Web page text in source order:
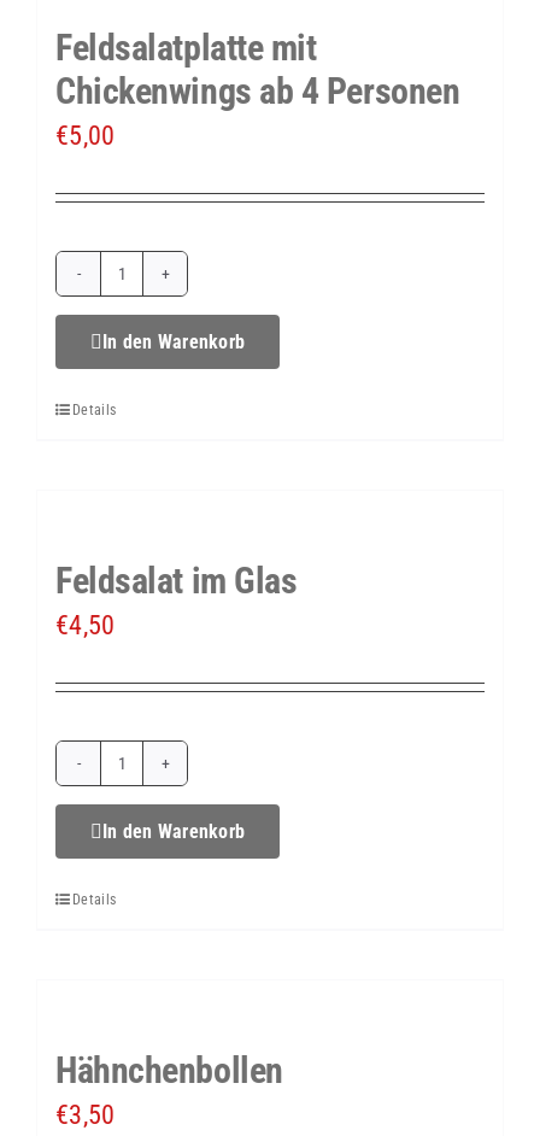
Feldsalatplatte mit
Chickenwings ab 4 Personen
€5,00
Feldsalatplatte
mit
Menge
In den Warenkorb
Details
Feldsalat im Glas
€4,50
Feldsalat
im
In den Warenkorb
Details
Hähnchenbollen
€3,50